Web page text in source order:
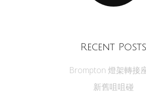
Recent Posts
Brompton 燈架轉接
新舊咀咀碰